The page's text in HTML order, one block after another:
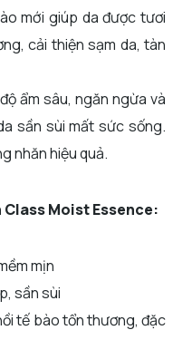
mới giúp da được tươi
cải thiện sạm da, tàn
ẩm sâu, ngăn ngừa và
sần sùi mất sức sống.
nhăn hiệu quả.
Class Moist Essence:
mịn
sần sùi
tế bào tổn thương, đặc